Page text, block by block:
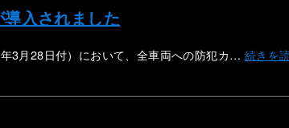
入されました
3月28日付）において、全車両への防犯カ… 続きを